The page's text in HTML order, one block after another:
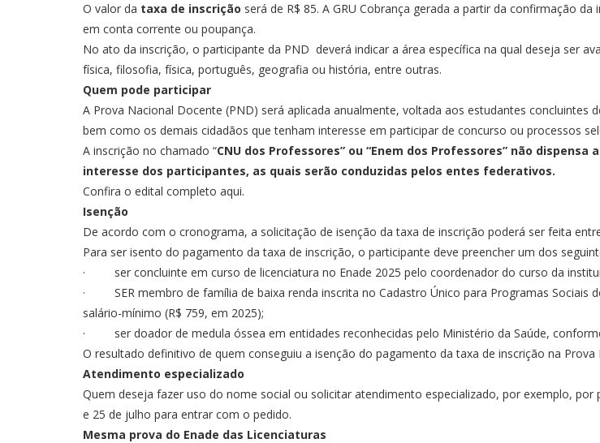
O valor da taxa de inscrição será de R$ 85. A GRU Cobrança gerada a partir da confirmação
em conta corrente ou poupança.
No ato da inscrição, o participante da PND deverá indicar a área específica na qual deseja ser
física, filosofia, física, português, geografia ou história, entre outras.
Quem pode participar
A Prova Nacional Docente (PND) será aplicada anualmente, voltada aos estudantes
bem como os demais cidadãos que tenham interesse em participar de concurso ou processos
A inscrição no chamado “CNU dos Professores” ou “Enem dos Professores” não
interesse dos participantes, as quais serão conduzidas pelos entes federativos.
Confira o edital completo aqui.
Isenção
De acordo com o cronograma, a solicitação de isenção da taxa de inscrição poderá ser feita
Para ser isento do pagamento da taxa de inscrição, o participante deve preencher um dos
· ser concluinte em curso de licenciatura no Enade 2025 pelo coordenador do curso da
· SER membro de família de baixa renda inscrita no Cadastro Único para Programas Sociais
salário-mínimo (R$ 759, em 2025);
· ser doador de medula óssea em entidades reconhecidas pelo Ministério da Saúde,
O resultado definitivo de quem conseguiu a isenção do pagamento da taxa de inscrição na
Atendimento especializado
Quem deseja fazer uso do nome social ou solicitar atendimento especializado, por exemplo,
e 25 de julho para entrar com o pedido.
Mesma prova do Enade das Licenciaturas